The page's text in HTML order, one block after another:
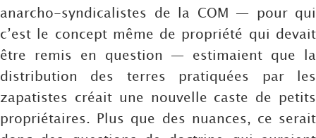
anarcho-syndicalistes de la COM — pour qui
c’est le concept même de propriété qui devait
être remis en question — estimaient que la
distribution des terres pratiquées par les
zapatistes créait une nouvelle caste de petits
propriétaires. Plus que des nuances, ce serait